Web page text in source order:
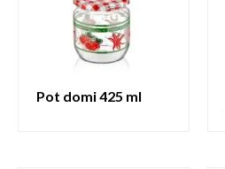
pot domi 425 ml